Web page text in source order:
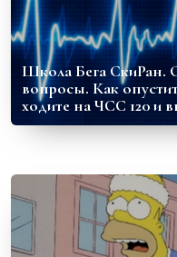
Школа Бега СкиРан.
вопросы. Как
ходите на ЧСС 120 и